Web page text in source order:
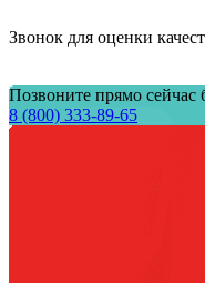
Звонок для оценки
Позвоните прямо сейчас
8 (800) 333-89-65